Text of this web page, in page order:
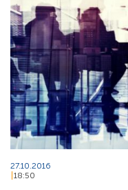
27.10.2016
18:50